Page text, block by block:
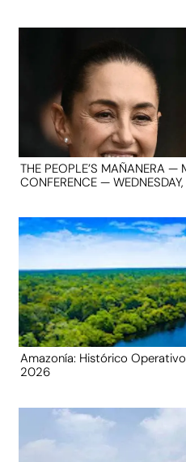
THE PEOPLE’S MAÑANERA —
CONFERENCE —
Amazonía: Histórico
2026